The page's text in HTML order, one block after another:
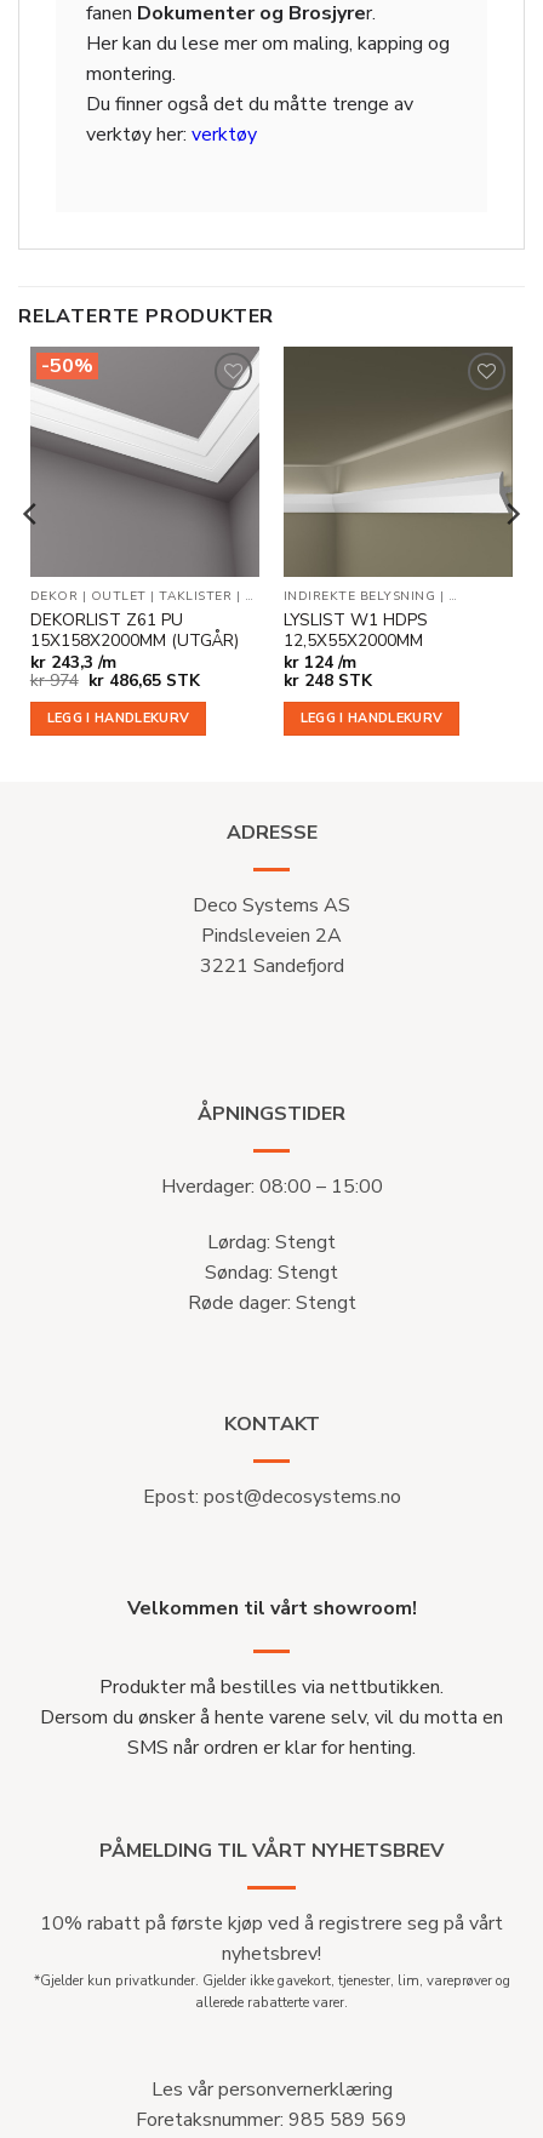
fanen Dokumenter og Brosjyrer.
Her kan du lese mer om maling, kapping og
montering.
Du finner også det du måtte trenge av
verktøy her: verktøy
RELATERTE PRODUKTER
-50%
Legg til
i
ønskeliste
DEKOR | OUTLET |TAKLISTER | VEGG- OG DEKORLISTER
DEKORLIST Z61 PU
15X158X2000MM (UTGÅR)
kr243,3 /m
kr974 Opprinnelig
var:
kr 974.
kr486,65Nåværende
er:
kr 486,65.
STK
LEGG I HANDLEKURV
Legg til
ønskeliste
INDIREKTE BELYSNING | TAKLISTER
LYSLIST W1 HDPS
12,5X55X2000MM
kr124 /m
kr248 STK
LEGG I HANDLEKURV
ADRESSE
Deco Systems AS
Pindsleveien 2A
3221 Sandefjord
ÅPNINGSTIDER
Hverdager: 08:00 – 15:00
Lørdag: Stengt
Søndag: Stengt
Røde dager: Stengt
KONTAKT
Epost: post@decosystems.no
Velkommen til vårt showroom!
Produkter må bestilles via nettbutikken.
Dersom du ønsker å hente varene selv, vil du motta en
SMS når ordren er klar for henting.
PÅMELDING TIL VÅRT NYHETSBREV
10% rabatt på første kjøp ved å registrere seg på vårt
nyhetsbrev!
*Gjelder kun privatkunder. Gjelder ikke gavekort, tjenester, lim, vareprøver og
allerede rabatterte varer.
Les vår personvernerklæring
Foretaksnummer: 985 589 569